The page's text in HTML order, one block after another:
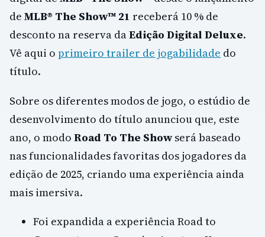
de MLB® The Show™ 21 receberá 10 % de
desconto na reserva daEdição Digital Deluxe.
Vê aqui o primeiro trailer de jogabilidade do
título.
Sobre os diferentes modos de jogo, o estúdio de
desenvolvimento do título anunciou que, este
ano, o modo Road To The Showserá baseado
nas funcionalidades favoritas dos jogadores da
edição de 2025, criando uma experiência ainda
mais imersiva.
Foi expandida a experiência Road to